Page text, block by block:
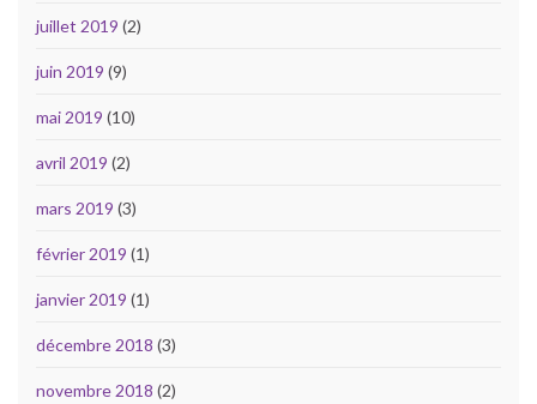
juillet 2019 (2)
juin 2019 (9)
mai 2019 (10)
avril 2019 (2)
mars 2019 (3)
février 2019 (1)
janvier 2019 (1)
décembre 2018 (3)
novembre 2018 (2)